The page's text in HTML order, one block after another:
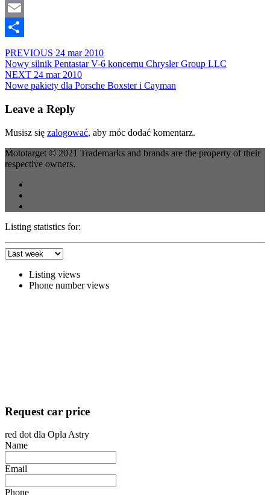
Mastodon
Email
PREVIOUS 24 mar 2010
Nowy silnik Pentastar V-6 koncernu Chrysler Group LLC
NEXT 24 mar 2010
Nowe pakiety dla Porsche Boxster i Cayman
Leave a Reply
Musisz się zalogować, aby móc dodać komentarz.
Mototarget © 2021 Trademarks and brands are the property of their
respective owners.
Listing statistics for:
Listing views
Phone number views
Request car price
red dot dla Opla Astry
Name
Email
Phone